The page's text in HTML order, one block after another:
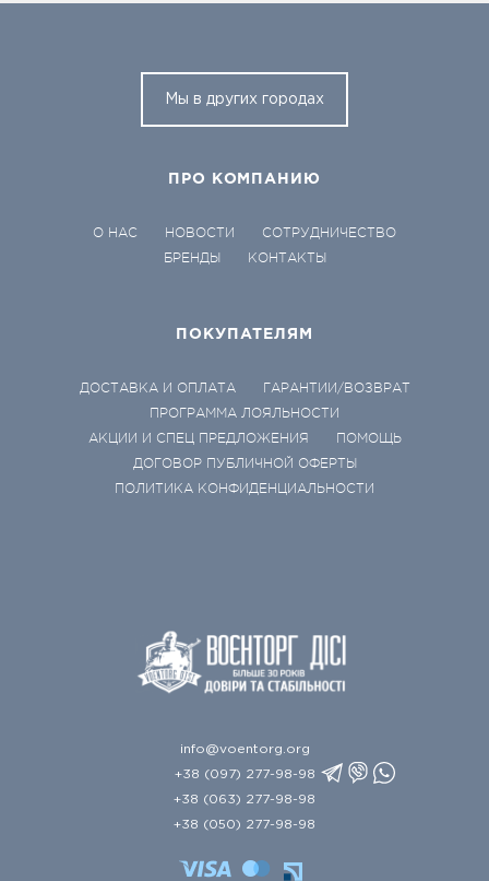
Мы в других городах
ПРО КОМПАНИЮ
О НАС НОВОСТИ
СОТРУДНИЧЕСТВО
БРЕНДЫ
КОНТАКТЫ
ПОКУПАТЕЛЯМ
ДОСТАВКА И ОПЛАТА
ГАРАНТИИ/ВОЗВРАТ
ПРОГРАММА ЛОЯЛЬНОСТИ
АКЦИИ И СПЕЦ ПРЕДЛОЖЕНИЯ
ПОМОЩЬ
ДОГОВОР ПУБЛИЧНОЙ ОФЕРТЫ
ПОЛИТИКА КОНФИДЕНЦИАЛЬНОСТИ
info@voentorg.org
+38 (097) 277-98-98
+38 (063) 277-98-98
+38 (050) 277-98-98